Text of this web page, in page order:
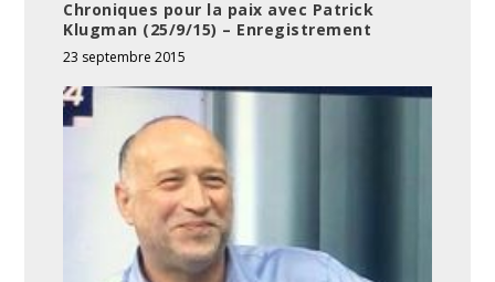
Chroniques pour la paix avec Patrick
Klugman (25/9/15) – Enregistrement
23 septembre 2015